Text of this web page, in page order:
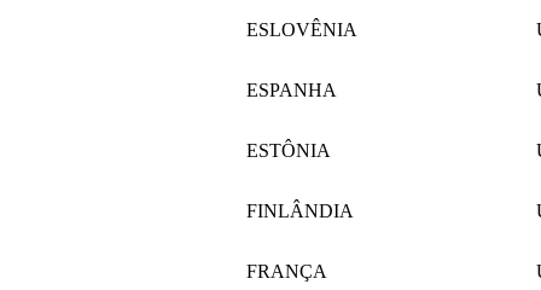
ESLOVÊNIA
ESPANHA
ESTÔNIA
FINLÂNDIA
FRANÇA